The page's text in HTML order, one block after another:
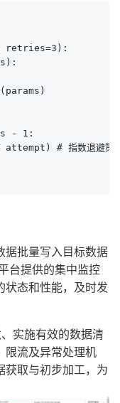
retries=3):
- 1:
# 指数退避策
据批量写入目标数据
台提供的集中监控
状态和性能，及时发
实施有效的数据清
限流及异常处理机
获取与初步加工，为